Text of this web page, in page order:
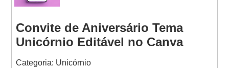
Convite de Aniversário Tema
Unicórnio Editável no Canva
Categoria: Unicórnio